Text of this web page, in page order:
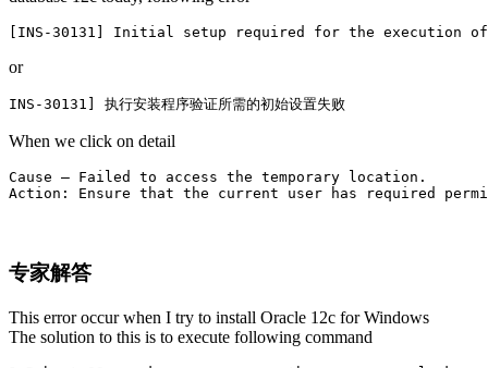
[INS-30131] Initial setup required for the execution
or
INS-30131] 执行安装程序验证所需的初始设置失败
When we click on detail
Cause – Failed to access the temporary location.
Action: Ensure that the current user has required
专家解答
This error occur when I try to install Oracle 12c for Windows
The solution to this is to execute following command